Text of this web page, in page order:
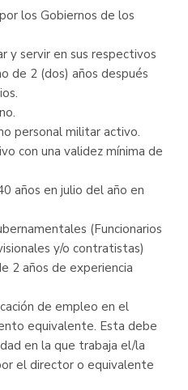
los Gobiernos de los
y servir en sus respectivos
de 2 (dos) años después
personal militar activo.
con una validez mínima de
años en julio del año en
(Funcionarios
y/o contratistas)
2 años de experiencia
de empleo en el
equivalente. Esta debe
en la que trabaja el/la
el director o equivalente